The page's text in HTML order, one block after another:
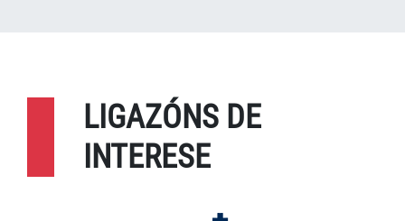
LIGAZÓNS DE
INTERESE